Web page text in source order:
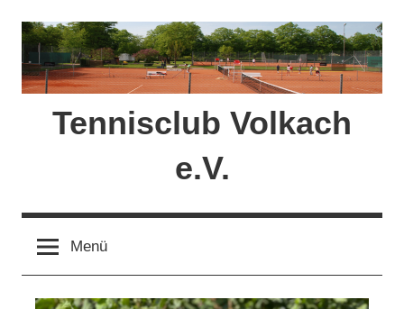
Inhalt
springen
Tennisclub Volkach
e.V.
Menü